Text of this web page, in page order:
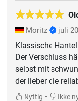
Moritz juli
Klassische
Der Verschluss
selbst mit
der lieber die
Nyttig • Ikke